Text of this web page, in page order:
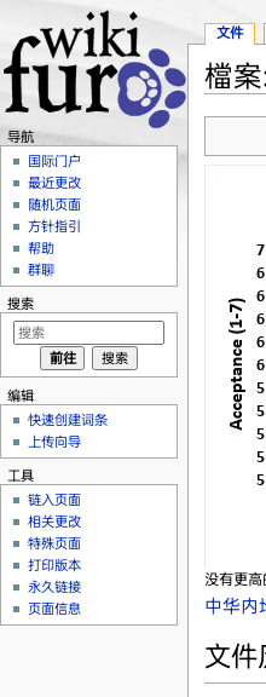
檔
没有更高
中华内
文件
文件
导航
国际门户
最近更改
随机页面
方针指引
帮助
群聊
搜索
编辑
快速创建词条
上传向导
工具
链入页面
相关更改
特殊页面
打印版本
永久链接
页面信息